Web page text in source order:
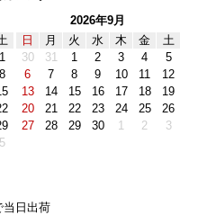
1
8
5
2026年9月
日
月 火 水 木 金
土
30
31 1 2 3 4
5
6
7 8 9 10 11
12
13
14 15 16 17 18
19
20
21 22 23 24 25
26
27
28 29 30 1 2 3
当日出荷